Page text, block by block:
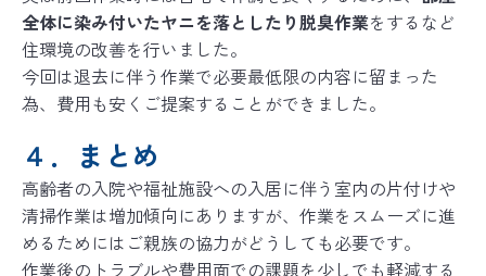
全体に染み付いたヤニを落としたり脱臭作業をするなど
住環境の改善を行いました。
今回は退去に伴う作業で必要最低限の内容に留まった
為、費用も安くご提案することができました。
４．まとめ
高齢者の入院や福祉施設への入居に伴う室内の片付けや
清掃作業は増加傾向にありますが、作業をスムーズに進
めるためにはご親族の協力がどうしても必要です。
作業後のトラブルや費用面での課題を少しでも軽減する